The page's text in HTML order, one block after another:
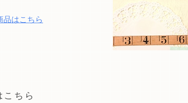
はこちら
ちら